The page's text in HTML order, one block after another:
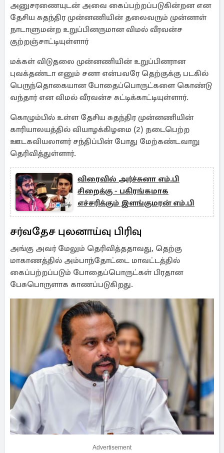
அனுசரணையுடன் அவை கைப்பற்றப்படுகின்றன என
தேசிய சுதந்திர முன்னணியின் தலைவரும் முன்னாள்
நாடாளுமன்ற உறுப்பினருமான விமல் வீரவன்ச
குற்றஞ்சாட்டியுள்ளார்
மக்கள் விடுதலை முன்னணியின் உறுப்பினரான
புவக்தண்டா எனும் சனா என்பவரே தெற்குக்கு படகில்
பெருந்தொகையான போதைப்பொருட்களை கொண்டு
வந்தார் என விமல் வீரவன்ச சுட்டிக்காட்டியுள்ளார்.
கொழும்பில் உள்ள தேசிய சுதந்திர முன்னணியின்
காரியாலயத்தில் வியாழக்கிழமை (2) நடைபெற்ற
ஊடகவியலாளர் சந்திப்பின் போது மேற்கண்டவாறு
தெரிவித்துள்ளார்.
விரைவில் அர்ச்சுனா எம்.பி
சிறைக்கு - பகிரங்கமாக
எச்சரிக்கும் இளங்குமரன் எம்.பி
சர்வதேச புலனாய்வு பிரிவு
அங்கு அவர் மேலும் தெரிவித்ததாவது, தெற்கு
மாகாணத்தில் அம்பாந்தோட்டை மாவட்டத்தில்
கைப்பற்றப்படும் போதைப்பொருட்கள் பிரதான
பேசுபொருளாக காணப்படுகிறது.
Advertisement